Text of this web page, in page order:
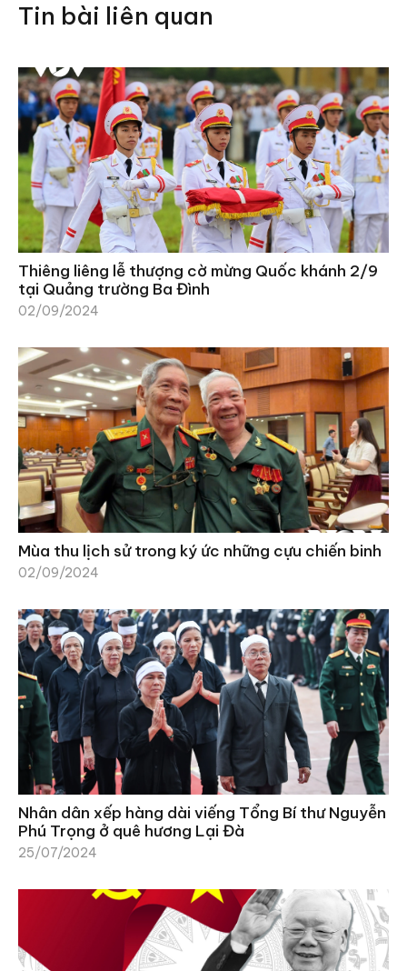
Tin bài liên quan
Thiêng liêng lễ thượng cờ mừng Quốc khánh 2/9
tại Quảng trường Ba Đình
02/09/2024
Mùa thu lịch sử trong ký ức những cựu chiến binh
02/09/2024
Nhân dân xếp hàng dài viếng Tổng Bí thư Nguyễn
Phú Trọng ở quê hương Lại Đà
25/07/2024